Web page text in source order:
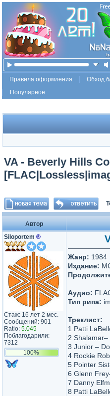
Правила оформления
Обход
Популярное
VA - Beverly Hills
Автор
Siloportem ®
Стаж: 16 лет 2 мес.
Сообщений: 901
Ratio: 5.045
Поблагодарили:
7312
100%
Жанр: 1984
Издание:
Аудио:
Тип рипа:
Треклист:
1 Patti
2
3 Junior –
4 Rockie
5 Pointer
6 Glenn
7 Danny
8 Patti